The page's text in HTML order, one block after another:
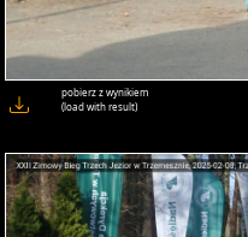
pobierz z wynikiem
(load with result)